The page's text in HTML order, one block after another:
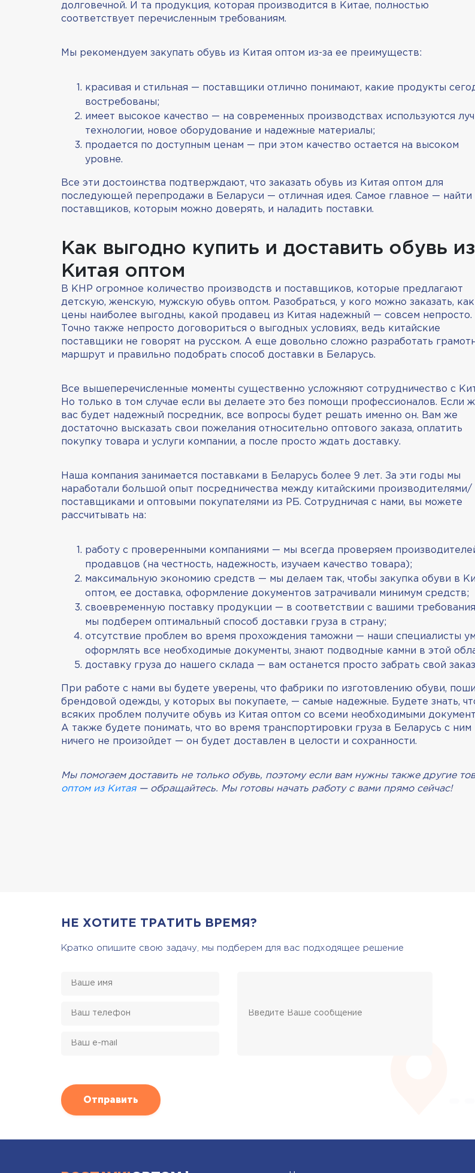
долговечной. И та продукция, которая производится в Китае, полностью
соответствует перечисленным требованиям.
Мы рекомендуем закупать обувь из Китая оптом из-за ее преимуществ:
красивая и стильная — поставщики отлично понимают, какие продукты
востребованы;
имеет высокое качество — на современных производствах используются
технологии, новое оборудование и надежные материалы;
продается по доступным ценам — при этом качество остается на высоком
уровне.
Все эти достоинства подтверждают, что заказать обувь из Китая оптом для
последующей перепродажи в Беларуси — отличная идея. Самое главное — найти
поставщиков, которым можно доверять, и наладить поставки.
Как выгодно купить и доставить обувь из
Китая оптом
В КНР огромное количество производств и поставщиков, которые предлагают
детскую, женскую, мужскую обувь оптом. Разобраться, у кого можно заказать,
цены наиболее выгодны, какой продавец из Китая надежный — совсем непросто.
Точно также непросто договориться о выгодных условиях, ведь китайские
поставщики не говорят на русском. А еще довольно сложно разработать
маршрут и правильно подобрать способ доставки в Беларусь.
Все вышеперечисленные моменты существенно усложняют сотрудничество с
Но только в том случае если вы делаете это без помощи профессионалов. Если
вас будет надежный посредник, все вопросы будет решать именно он. Вам же
достаточно высказать свои пожелания относительно оптового заказа, оплатить
покупку товара и услуги компании, а после просто ждать доставку.
Наша компания занимается поставками в Беларусь более 9 лет. За эти годы мы
наработали большой опыт посредничества между китайскими производителями/
поставщиками и оптовыми покупателями из РБ. Сотрудничая с нами, вы можете
рассчитывать на:
работу с проверенными компаниями — мы всегда проверяем
продавцов (на честность, надежность, изучаем качество товара);
максимальную экономию средств — мы делаем так, чтобы закупка обуви в
оптом, ее доставка, оформление документов затрачивали минимум средств;
своевременную поставку продукции — в соответствии с вашими
мы подберем оптимальный способ доставки груза в страну;
отсутствие проблем во время прохождения таможни — наши специалисты
оформлять все необходимые документы, знают подводные камни в этой
доставку груза до нашего склада — вам останется просто забрать свой
При работе с нами вы будете уверены, что фабрики по изготовлению обуви,
брендовой одежды, у которых вы покупаете, — самые надежные. Будете знать,
всяких проблем получите обувь из Китая оптом со всеми необходимыми
А также будете понимать, что во время транспортировки груза в Беларусь с ним
ничего не произойдет — он будет доставлен в целости и сохранности.
Мы помогаем доставить не только обувь, поэтому если вам нужны также другие
оптом из Китая— обращайтесь. Мы готовы начать работу с вами прямо сейчас!
НЕ ХОТИТЕ ТРАТИТЬ ВРЕМЯ?
Кратко опишите свою задачу, мы подберем для вас подходящее решение